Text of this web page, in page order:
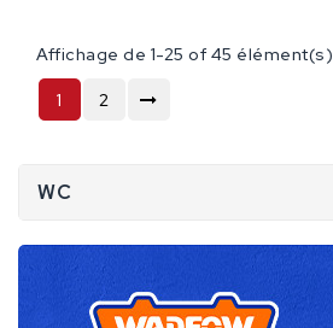
WC
Affichage de 1-25 of 45 élément(s)
1 2